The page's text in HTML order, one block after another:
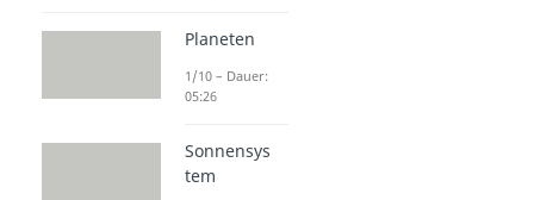
Planeten
1/10 – Dauer:
05:26
Sonnensys
tem